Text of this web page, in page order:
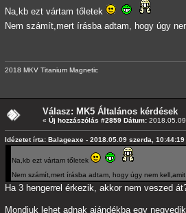
Na,kb ezt vártam tőletek
Nem számít,mert írásba adtam, hogy úgy
2018 MKV Titanium Magnetic
Válasz: MK5 Általános kérdések
« Új hozzászólás #2859 Dátum:
Idézetet írta: Balageaxe - 2018.05.09 szerda, 10:44:19
Na,kb ezt vártam tőletek
Nem számít,mert írásba adtam, hogy úgy nem
Ha 3 hengerrel érkezik, akkor nem veszed
Mondjuk lehet adnak ajándékba egy